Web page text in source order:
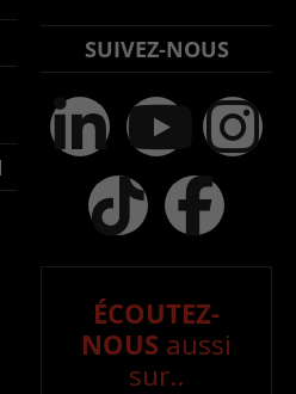
SUIVEZ-NOUS
ÉCOUTEZ-
NOUS aussi
sur..